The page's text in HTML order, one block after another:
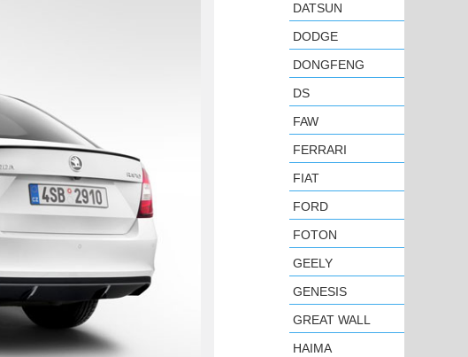
DATSUN
DODGE
DONGFENG
DS
FAW
FERRARI
FIAT
FORD
FOTON
GEELY
GENESIS
GREAT WALL
HAIMA